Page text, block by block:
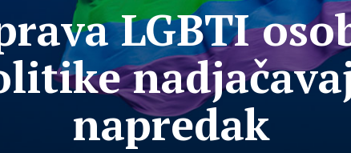
LGBTI
napredak